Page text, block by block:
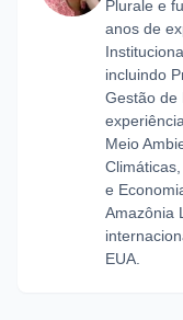
Plurale e
anos de
incluindo
Gestão de
Meio
e
Amazônia
EUA.